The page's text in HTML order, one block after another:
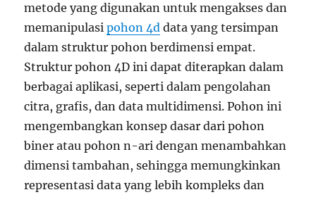
metode yang digunakan untuk mengakses dan
memanipulasipohon 4d data yang tersimpan
dalam struktur pohon berdimensi empat.
Struktur pohon 4D ini dapat diterapkan dalam
berbagai aplikasi, seperti dalam pengolahan
citra, grafis, dan data multidimensi. Pohon ini
mengembangkan konsep dasar dari pohon
biner atau pohon n-ari dengan menambahkan
dimensi tambahan, sehingga memungkinkan
representasi data yang lebih kompleks dan